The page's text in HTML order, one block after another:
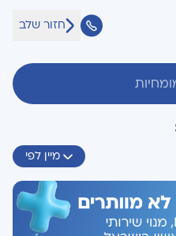
חזור שלב
מיין לפי